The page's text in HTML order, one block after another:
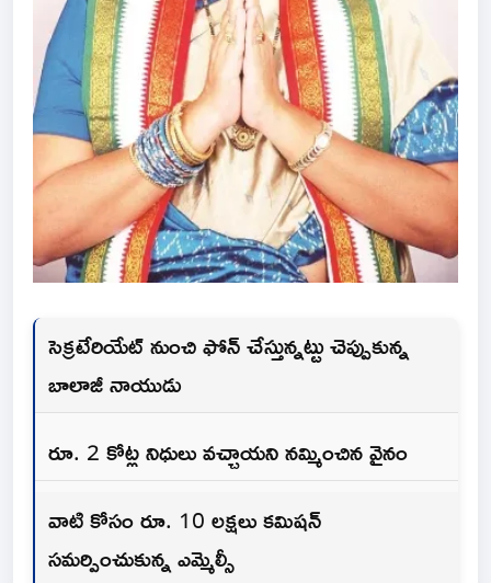
సెక్రటేరియేట్ నుంచి ఫోన్ చేస్తున్నట్టు చెప్పుకున్న
బాలాజీ నాయుడు
రూ. 2 కోట్ల నిధులు వచ్చాయని నమ్మించిన వైనం
వాటి కోసం రూ. 10 లక్షలు కమిషన్
సమర్పించుకున్న ఎమ్మెల్సీ